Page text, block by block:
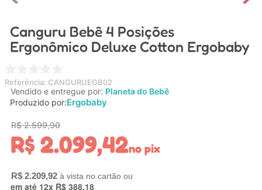
Canguru Bebê 4 Posições
Ergonômico Deluxe Cotton Ergobaby
Referência: CANGURUEGB02
Vendido e entregue por: Planeta do Bebê
Produzido por:Ergobaby
R$ 2.599,90
R$ 2.099,42no pix
R$ 2.209,92
em até 12x R$ 388,18
5º
chupeta
7º
mamadeira
8º
carrinho
9º
carrinho bebe
10º brinquedo